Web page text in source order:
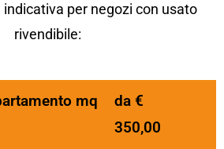
indicativa per negozi con usato
rivendibile:
mq
da €
350,00